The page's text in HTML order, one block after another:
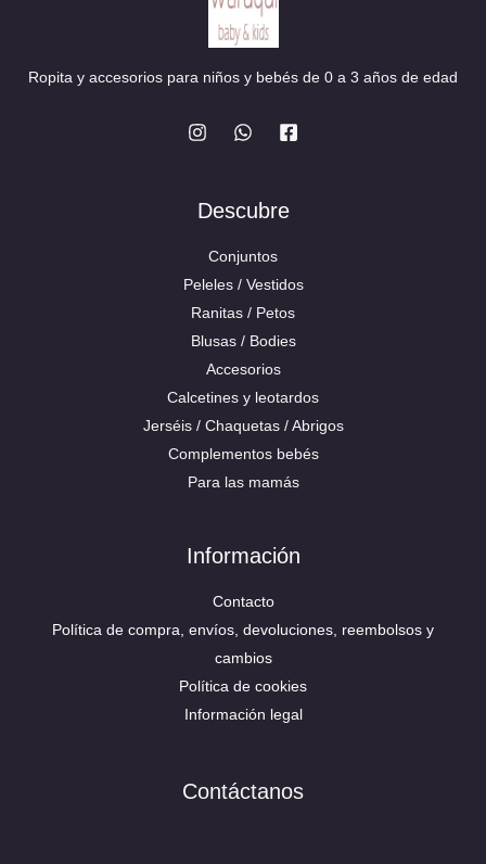
Ropita y accesorios para niños y bebés de 0 a 3 años de edad
Descubre
Conjuntos
Peleles / Vestidos
Ranitas / Petos
Blusas / Bodies
Accesorios
Calcetines y leotardos
Jerséis / Chaquetas / Abrigos
Complementos bebés
Para las mamás
Información
Contacto
Política de compra, envíos, devoluciones, reembolsos y
cambios
Política de cookies
Información legal
Contáctanos